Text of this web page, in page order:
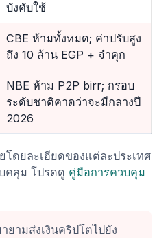
บังคับใช้
CBE ห้ามทั้งหมด; ค่าปรับสูง
ถึง 10 ล้าน EGP + จำคุก
NBE ห้าม P2P birr; กรอบ
ระดับชาติคาดว่าจะมีกลางปี
2026
ดยละเอียดของแต่ละประเทศ
คลุม โปรดดู คู่มือการควบคุม
ยามส่งเงินคริปโตไปยัง